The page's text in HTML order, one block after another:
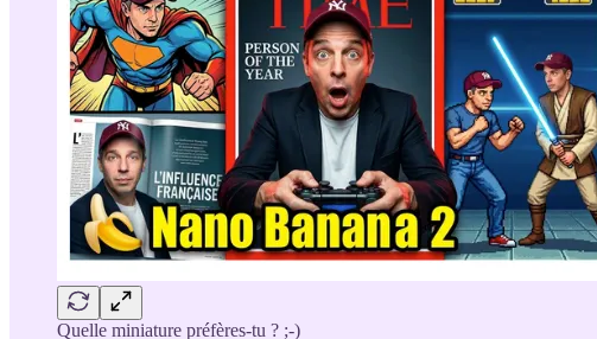
Quelle miniature préfères-tu ? ;-)